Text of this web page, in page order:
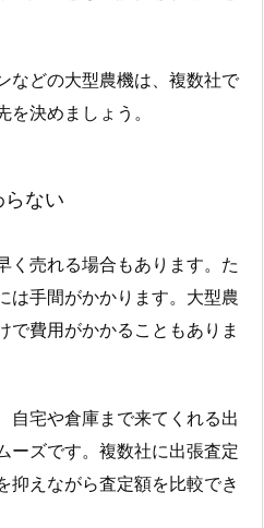
などの大型農機は、複数社で
決めましょう。
ない
く売れる場合もあります。た
は手間がかかります。大型農
で費用がかかることもありま
自宅や倉庫まで来てくれる出
ーズです。複数社に出張査定
抑えながら査定額を比較でき